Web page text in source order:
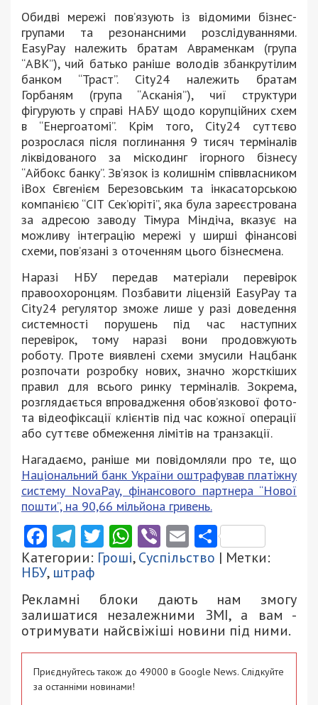
Обидві мережі пов’язують із відомими бізнес-
групами та резонансними розслідуваннями.
EasyPay належить братам Авраменкам (група
“АВК”), чий батько раніше володів збанкрутілим
банком “Траст”. City24 належить братам
Горбаням (група “Асканія”), чиї структури
фігурують у справі НАБУ щодо корупційних схем
в “Енергоатомі”. Крім того, City24 суттєво
розрослася після поглинання 9 тисяч терміналів
ліквідованого за міскодинг ігорного бізнесу
“Айбокс банку”. Зв’язок із колишнім співвласником
iBox Євгенієм Березовським та інкасаторською
компанією “СІТ Сек’юріті”, яка була зареєстрована
за адресою заводу Тімура Міндіча, вказує на
можливу інтеграцію мережі у ширші фінансові
схеми, пов’язані з оточенням цього бізнесмена.
Наразі НБУ передав матеріали перевірок
правоохоронцям. Позбавити ліцензій EasyPay та
City24 регулятор зможе лише у разі доведення
системності порушень під час наступних
перевірок, тому наразі вони продовжують
роботу. Проте виявлені схеми змусили Нацбанк
розпочати розробку нових, значно жорсткіших
правил для всього ринку терміналів. Зокрема,
розглядається впровадження обов’язкової фото-
та відеофіксації клієнтів під час кожної операції
або суттєве обмеження лімітів на транзакції.
Нагадаємо, раніше ми повідомляли про те, що
Національний банк України оштрафував платіжну
систему NovaPay, фінансового партнера “Нової
пошти”, на 90,66 мільйона гривень.
Facebook
Telegram
Twitter
WhatsApp
ViberEmail
Категории: Гроші,Суспільство | Метки:
НБУ, штраф
Рекламні блоки дають нам змогу
залишатися незалежними ЗМІ, а вам -
отримувати найсвіжіші новини під ними.
Приєднуйтесь також до 49000 в Google News. Слідкуйте
за останніми новинами!